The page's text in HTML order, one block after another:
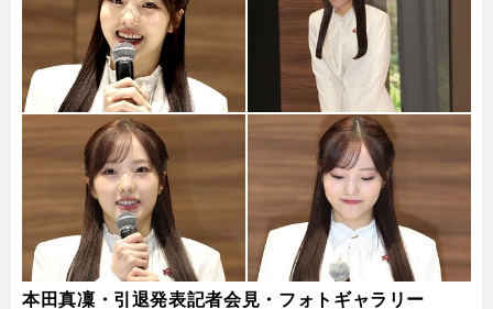
本田真凜・引退発表記者会見・フォトギャラリー